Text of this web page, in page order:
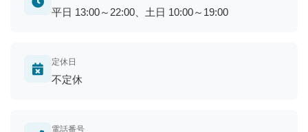
平日 13:00～22:00、土日 10:00～19:00
定休日
不定休
電話番号